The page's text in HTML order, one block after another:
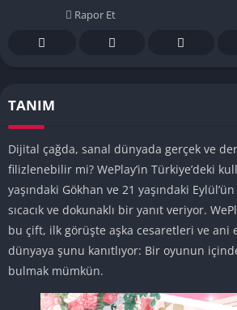
Rapor Et
TANIM
Dijital çağda, sanal dünyada gerçek ve
filizlenebilir mi? WePlay’in Türkiye’deki
yaşındaki Gökhan ve 21 yaşındaki
sıcacık ve dokunaklı bir yanıt veriyor.
bu çift, ilk görüşte aşka cesaretleri ve ani
dünyaya şunu kanıtlıyor: Bir oyunun
bulmak mümkün.